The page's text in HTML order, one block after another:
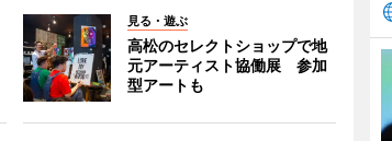
見る・遊ぶ
高松のセレクトショップで地
元アーティスト協働展 参加
型アートも